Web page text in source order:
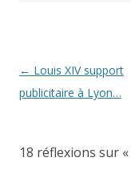
Navigation
des
← Louis XIV support
publicitaire à Lyon…
18 réflexions sur «